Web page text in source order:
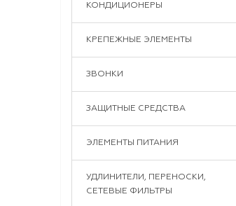
КОНДИЦИОНЕРЫ
КРЕПЕЖНЫЕ ЭЛЕМЕНТЫ
ЗВОНКИ
ЗАЩИТНЫЕ СРЕДСТВА
ЭЛЕМЕНТЫ ПИТАНИЯ
УДЛИНИТЕЛИ, ПЕРЕНОСКИ,
СЕТЕВЫЕ ФИЛЬТРЫ